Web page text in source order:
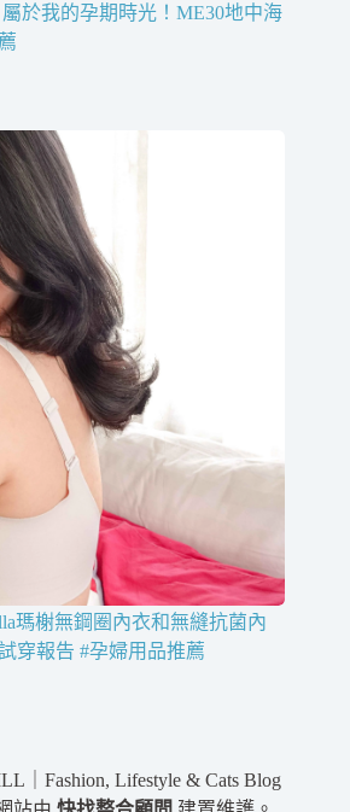
於我的孕期時光！ME30地中海
瑪榭無鋼圈內衣和無縫抗菌內
穿報告 #孕婦用品推薦
｜Fashion, Lifestyle & Cats Blog